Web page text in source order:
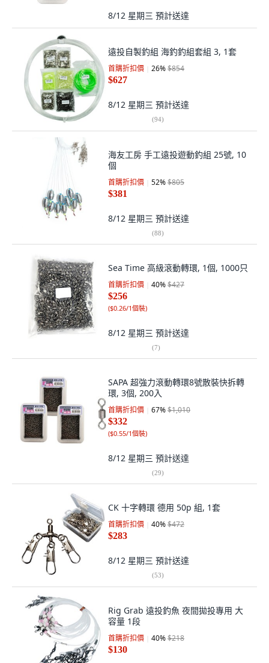
8/12 星期三 預計送達
遠投自製釣組 海釣釣組套組 3, 1套
首購折扣價 26%$854
$627
8/12 星期三 預計送達
(94)
海友工房 手工遠投遊動釣組 25號, 10
個
首購折扣價 52%$805
$381
8/12 星期三 預計送達
(88)
Sea Time 高級滾動轉環, 1個, 1000只
首購折扣價 40%$427
$256
($0.26/1個裝)
8/12 星期三 預計送達
(7)
SAPA 超強力滾動轉環8號散裝快拆轉
環, 3個, 200入
首購折扣價 67%$1,010
$332
($0.55/1個裝)
8/12 星期三 預計送達
(29)
CK 十字轉環 德用 50p 組, 1套
首購折扣價 40%$472
$283
8/12 星期三 預計送達
(53)
Rig Grab 遠投釣魚 夜間拋投專用 大
容量 1段
首購折扣價 40%$218
$130